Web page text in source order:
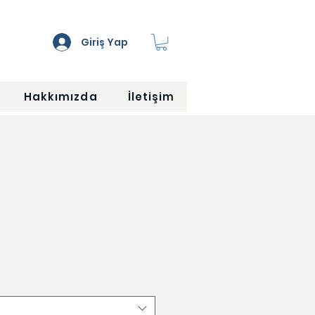
Giriş Yap
Hakkımızda İletişim